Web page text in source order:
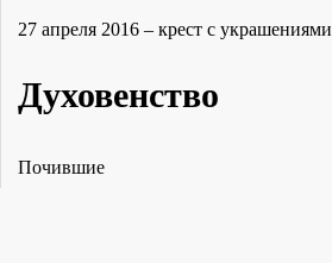
27 апреля 2016 – крест с украшениями
Духовенство
Почившие